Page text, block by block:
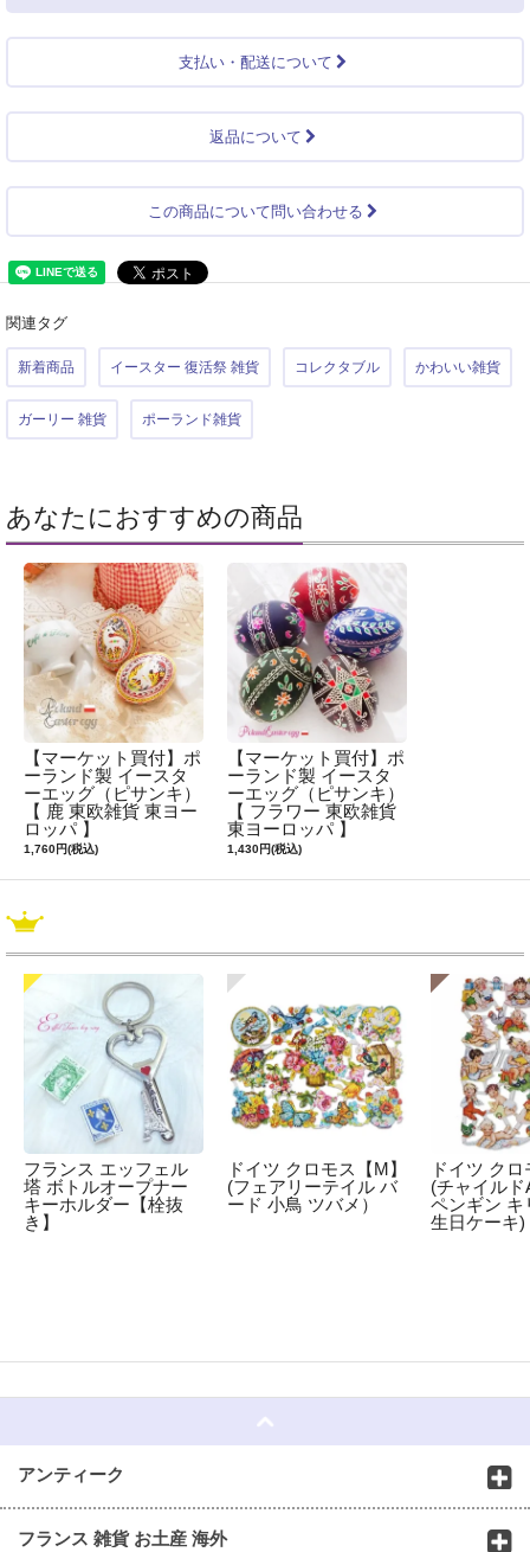
支払い・配送について
返品について
この商品について問い合わせる
関連タグ
新着商品 イースター 復活祭 雑貨 コレクタブル かわいい雑貨
ガーリー 雑貨 ポーランド雑貨
あなたにおすすめの商品
【マーケット買付】ポ
ーランド製 イースタ
ーエッグ（ピサンキ）
【 鹿 東欧雑貨 東ヨー
ロッパ 】
1,760円(税込)
【マーケット買付】ポ
ーランド製 イースタ
ーエッグ（ピサンキ）
【 フラワー 東欧雑貨
東ヨーロッパ 】
1,430円(税込)
フランス エッフェル
塔 ボトルオープナー
キーホルダー【栓抜
き】
ドイツ クロモス【M】
(フェアリーテイル バ
ード 小鳥 ツバメ）
ドイツ ク
(チャイルド
ペンギン キ
生日ケーキ)
アンティーク
フランス 雑貨 お土産 海外